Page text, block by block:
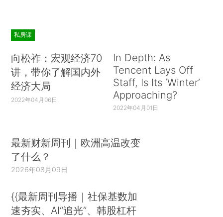
私房课
向松祚：宏观经济70
讲，带你了解国内外
经济大局
2022年04月06日
In Depth: As
Tencent Lays Off
Staff, Is Its ‘Winter’
Approaching?
2022年04月01日
最新财新周刊｜欧洲高温改变
了什么？
2026年08月09日
{{最新周刊导播｜社保基数加
速夯实、AI“追光”、韩股杠杆